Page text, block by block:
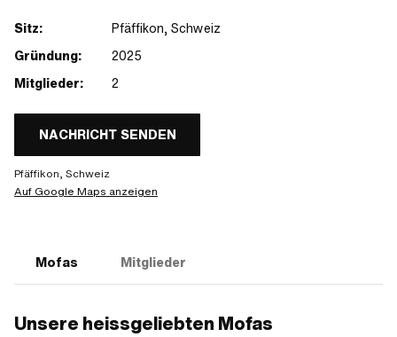
Sitz:
Pfäffikon, Schweiz
Gründung:
2025
Mitglieder:
2
NACHRICHT SENDEN
Pfäffikon, Schweiz
Auf Google Maps anzeigen
Mofas Mitglieder
Unsere heissgeliebten Mofas